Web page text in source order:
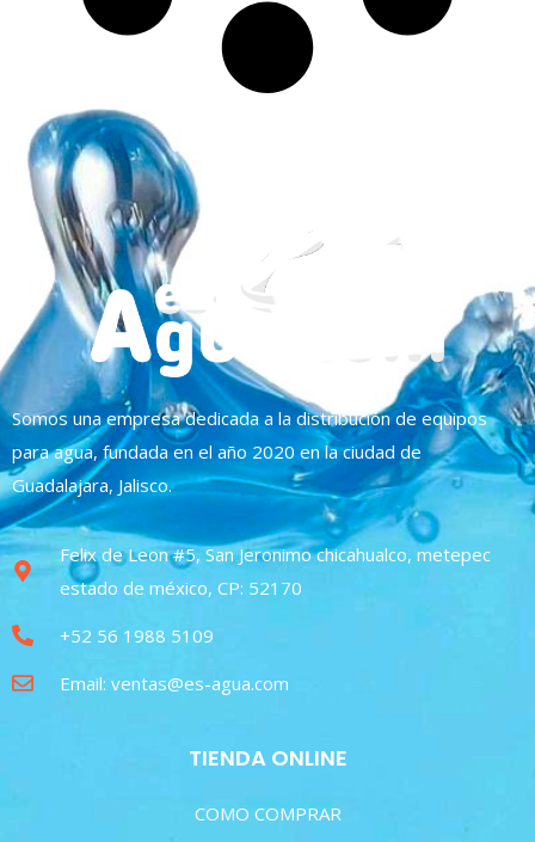
Somos una empresa dedicada a la distribución de equipos
para agua, fundada en el año 2020 en la ciudad de
Guadalajara, Jalisco.
Felix de Leon #5, San Jeronimo chicahualco, metepec
estado de méxico, CP: 52170
+52 56 1988 5109
Email: ventas@es-agua.com
TIENDA ONLINE
COMO COMPRAR